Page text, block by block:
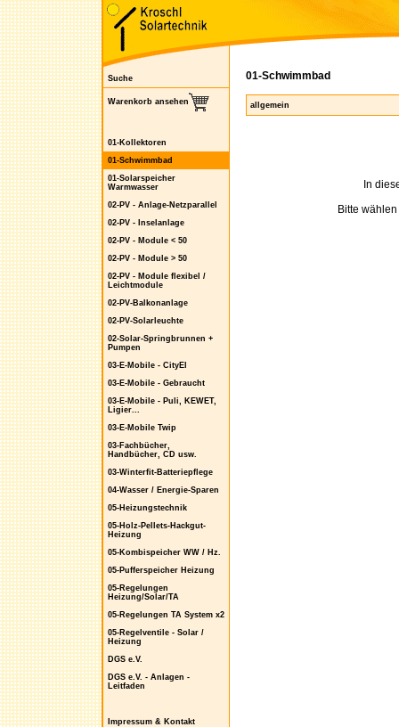
Suche
Warenkorb ansehen
01-Kollektoren
01-Schwimmbad
01-Solarspeicher
Warmwasser
02-PV - Anlage-Netzparallel
02-PV - Inselanlage
02-PV - Module < 50
02-PV - Module > 50
02-PV - Module flexibel /
Leichtmodule
02-PV-Balkonanlage
02-PV-Solarleuchte
02-Solar-Springbrunnen +
Pumpen
03-E-Mobile - CityEl
03-E-Mobile - Gebraucht
03-E-Mobile - Puli, KEWET,
Ligier...
03-E-Mobile Twip
03-Fachbücher,
Handbücher, CD usw.
03-Winterfit-Batteriepflege
04-Wasser / Energie-Sparen
05-Heizungstechnik
05-Holz-Pellets-Hackgut-
Heizung
05-Kombispeicher WW / Hz.
05-Pufferspeicher Heizung
05-Regelungen
Heizung/Solar/TA
05-Regelungen TA System x2
05-Regelventile - Solar /
Heizung
DGS e.V.
DGS e.V. - Anlagen -
Leitfaden
Impressum & Kontakt
01-Schwimmbad
allgemein
In
Bitte